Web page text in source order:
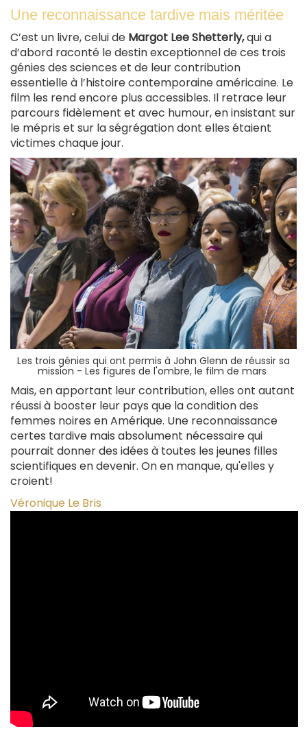
Une reconnaissance tardive mais méritée
C’est un livre, celui de Margot Lee Shetterly,qui a
d’abord raconté le destin exceptionnel de ces trois
génies des sciences et de leur contribution
essentielle à l’histoire contemporaine américaine. Le
film les rend encore plus accessibles. Il retrace leur
parcours fidèlement et avec humour, en insistant sur
le mépris et sur la ségrégation dont elles étaient
victimes chaque jour.
Les trois génies qui ont permis à John Glenn de réussir sa
mission - Les figures de l'ombre, le film de mars
Mais, en apportant leur contribution, elles ont autant
réussi à booster leur pays que la condition des
femmes noires en Amérique. Une reconnaissance
certes tardive mais absolument nécessaire qui
pourrait donner des idées à toutes les jeunes filles
scientifiques en devenir. On en manque, qu'elles y
croient!
Véronique Le Bris